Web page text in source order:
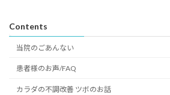
Contents
当院のごあんない
患者様のお声/FAQ
カラダの不調改善 ツボのお話